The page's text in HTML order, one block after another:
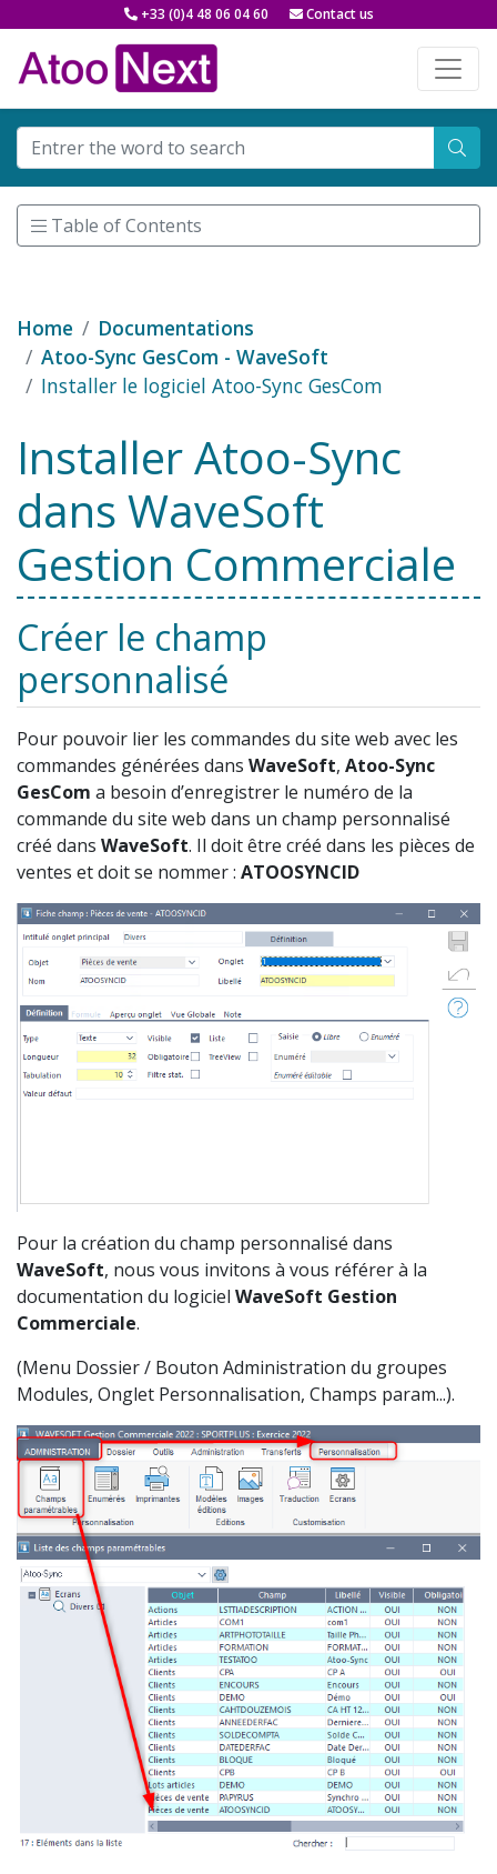
+33 (0)4 48 06 04 60 Contact us
Table of Contents
Home
Documentations
Atoo-Sync GesCom - WaveSoft
Installer le logiciel Atoo-Sync GesCom
Installer Atoo-Sync
dans WaveSoft
Gestion Commerciale
Créer le champ
personnalisé
Pour pouvoir lier les commandes du site web avec les
commandes générées dans WaveSoft, Atoo-Sync
GesCom a besoin d’enregistrer le numéro de la
commande du site web dans un champ personnalisé
créé dans WaveSoft. Il doit être créé dans les pièces de
ventes et doit se nommer : ATOOSYNCID
Pour la création du champ personnalisé dans
WaveSoft, nous vous invitons à vous référer à la
documentation du logiciel WaveSoft Gestion
Commerciale.
(Menu Dossier / Bouton Administration du groupes
Modules, Onglet Personnalisation, Champs param...).